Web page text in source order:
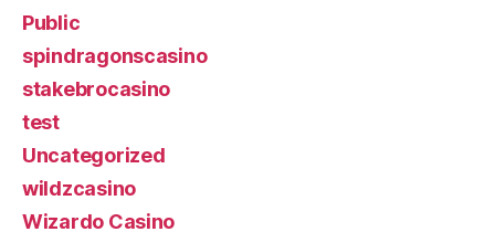
Public
spindragonscasino
stakebrocasino
test
Uncategorized
wildzcasino
Wizardo Casino